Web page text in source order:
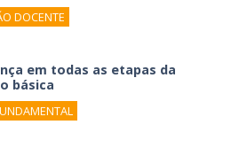
DOCENTE
em todas as etapas da
básica